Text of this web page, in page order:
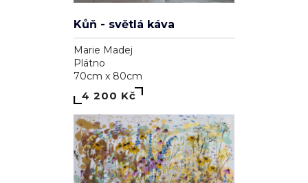
Kůň - světlá káva
Marie Madej
Plátno
70cm x 80cm
4 200 Kč